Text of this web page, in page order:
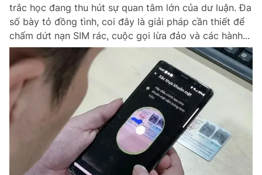
trắc học đang thu hút sự quan tâm lớn của dư luận. Đa
số bày tỏ đồng tình, coi đây là giải pháp cần thiết để
chấm dứt nạn SIM rác, cuộc gọi lừa đảo và các hành...